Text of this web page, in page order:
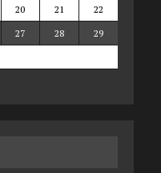
20 21
22
27 28
29